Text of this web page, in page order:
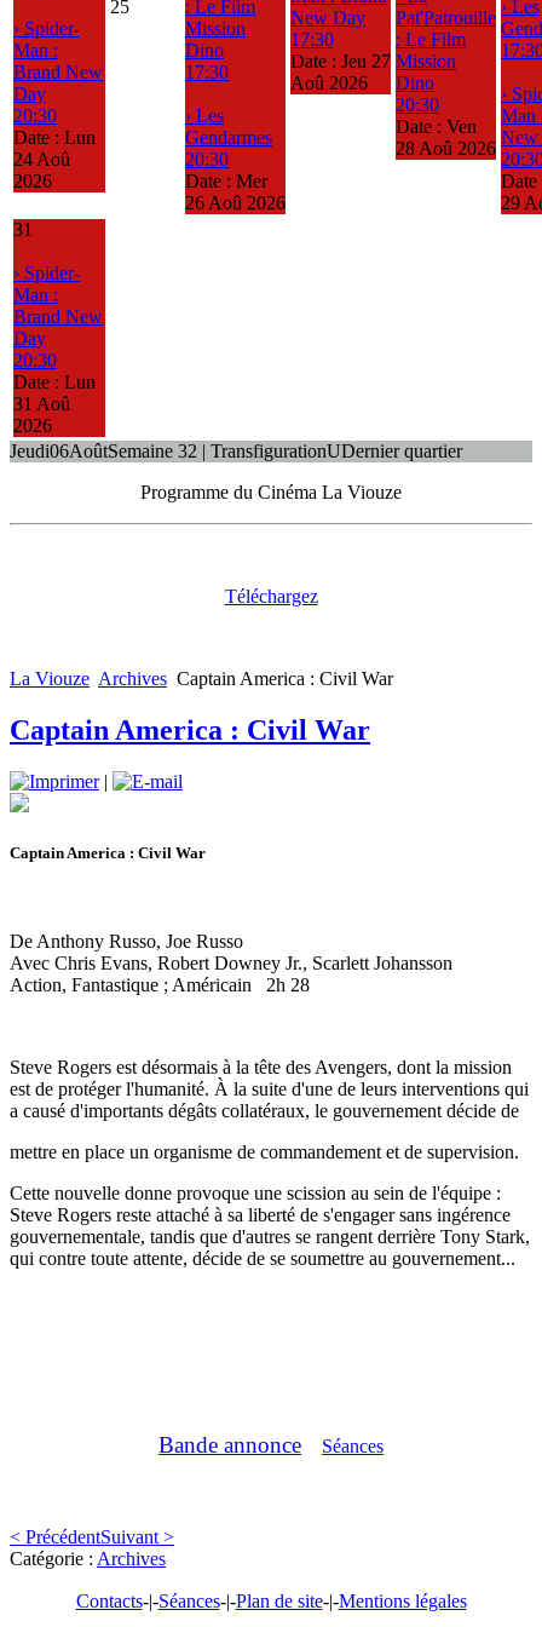
› Spider-
Man :
Brand New
Day
20:30
Date : Lun
24 Aoû
2026
25
: Le Film
Mission
Dino
17:30
› Les
Gendarmes
20:30
Date : Mer
26 Aoû 2026
New Day
17:30
Date : Jeu 27
Aoû 2026
Pat'Patrouille
: Le Film
Mission
Dino
20:30
Date : Ven
28 Aoû 2026
› Les
›
Man
New
29
31
› Spider-
Man :
Brand New
Day
20:30
Date : Lun
31 Aoû
2026
Jeudi06AoûtSemaine 32 | TransfigurationUDernier quartier
Programme du Cinéma La Viouze
Téléchargez
La Viouze Archives Captain America : Civil War
Captain America : Civil War
|
Captain America : Civil War
De Anthony Russo, Joe Russo
Avec Chris Evans, Robert Downey Jr., Scarlett Johansson
Action, Fantastique ; Américain 2h 28
Steve Rogers est désormais à la tête des Avengers, dont la mission
est de protéger l'humanité. À la suite d'une de leurs interventions qui
a causé d'importants dégâts collatéraux, le gouvernement décide de
mettre en place un organisme de commandement et de supervision.
Cette nouvelle donne provoque une scission au sein de l'équipe :
Steve Rogers reste attaché à sa liberté de s'engager sans ingérence
gouvernementale, tandis que d'autres se rangent derrière Tony Stark,
qui contre toute attente, décide de se soumettre au gouvernement...
Bande annonce Séances
< PrécédentSuivant >
Catégorie : Archives
Contacts-|-Séances-|-Plan de site-|-Mentions légales